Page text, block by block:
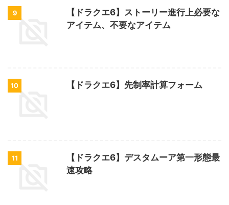
9
【ドラクエ6】ストーリー進行上必要な
アイテム、不要なアイテム
10 【ドラクエ6】先制率計算フォーム
11
【ドラクエ6】デスタムーア第一形態最
速攻略